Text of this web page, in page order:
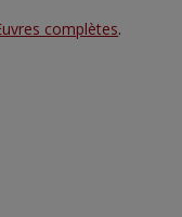
complètes.